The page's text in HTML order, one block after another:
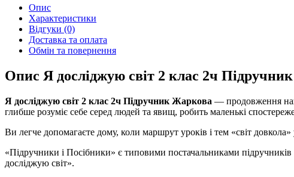
Опис
Характеристики
Відгуки (0)
Доставка та оплата
Обмін та повернення
Опис Я досліджую світ 2 клас 2ч
Я досліджую світ 2 клас 2ч Підручник Жаркова — продовження
глибше розуміє себе серед людей та явищ, робить маленькі
Ви легче допомагаєте дому, коли маршрут уроків і тем «світ
«Підручники і Посібники» є типовими постачальниками
досліджую світ».